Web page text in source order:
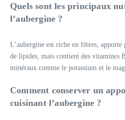
Quels sont les principaux
l’aubergine ?
L’aubergine est riche en fibres,
de lipides, mais contient des vitamines
minéraux comme le potassium et le
Comment conserver un
cuisinant l’aubergine ?